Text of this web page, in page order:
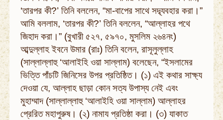
‘তারপর কী?’ তিনি বললেন, “মা-বাপের সাথে সদ্ব্যবহার করা।”
আমি বললাম, ‘তারপর কী?’ তিনি বললেন, “আল্লাহর পথে
জিহাদ করা।” (বুখারী ৫২৭, ৫৯৭০, মুসলিম ২৬৪নং)
আব্দুল্লাহ ইবনে উমার (রাঃ) তিনি বলেন, রাসূলুল্লাহ
(সাল্লাল্লাহু ‘আলাইহি ওয়া সাল্লাম) বলেছেন, “ইসলামের
ভিত্তি পাঁচটি জিনিসের উপর প্রতিষ্ঠিত। (১) এই কথার সাক্ষ্য
দেওয়া যে, আল্লাহ ছাড়া কোন সত্য উপাস্য নেই এবং
মুহাম্মাদ (সাল্লাল্লাহু ‘আলাইহি ওয়া সাল্লাম) আল্লাহর
প্রেরিত মহাপুরুষ। (২) নামায প্রতিষ্ঠা করা। (৩) যাকাত